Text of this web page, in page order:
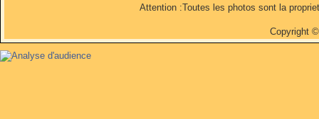
Attention :Toutes les photos sont la
Copyright